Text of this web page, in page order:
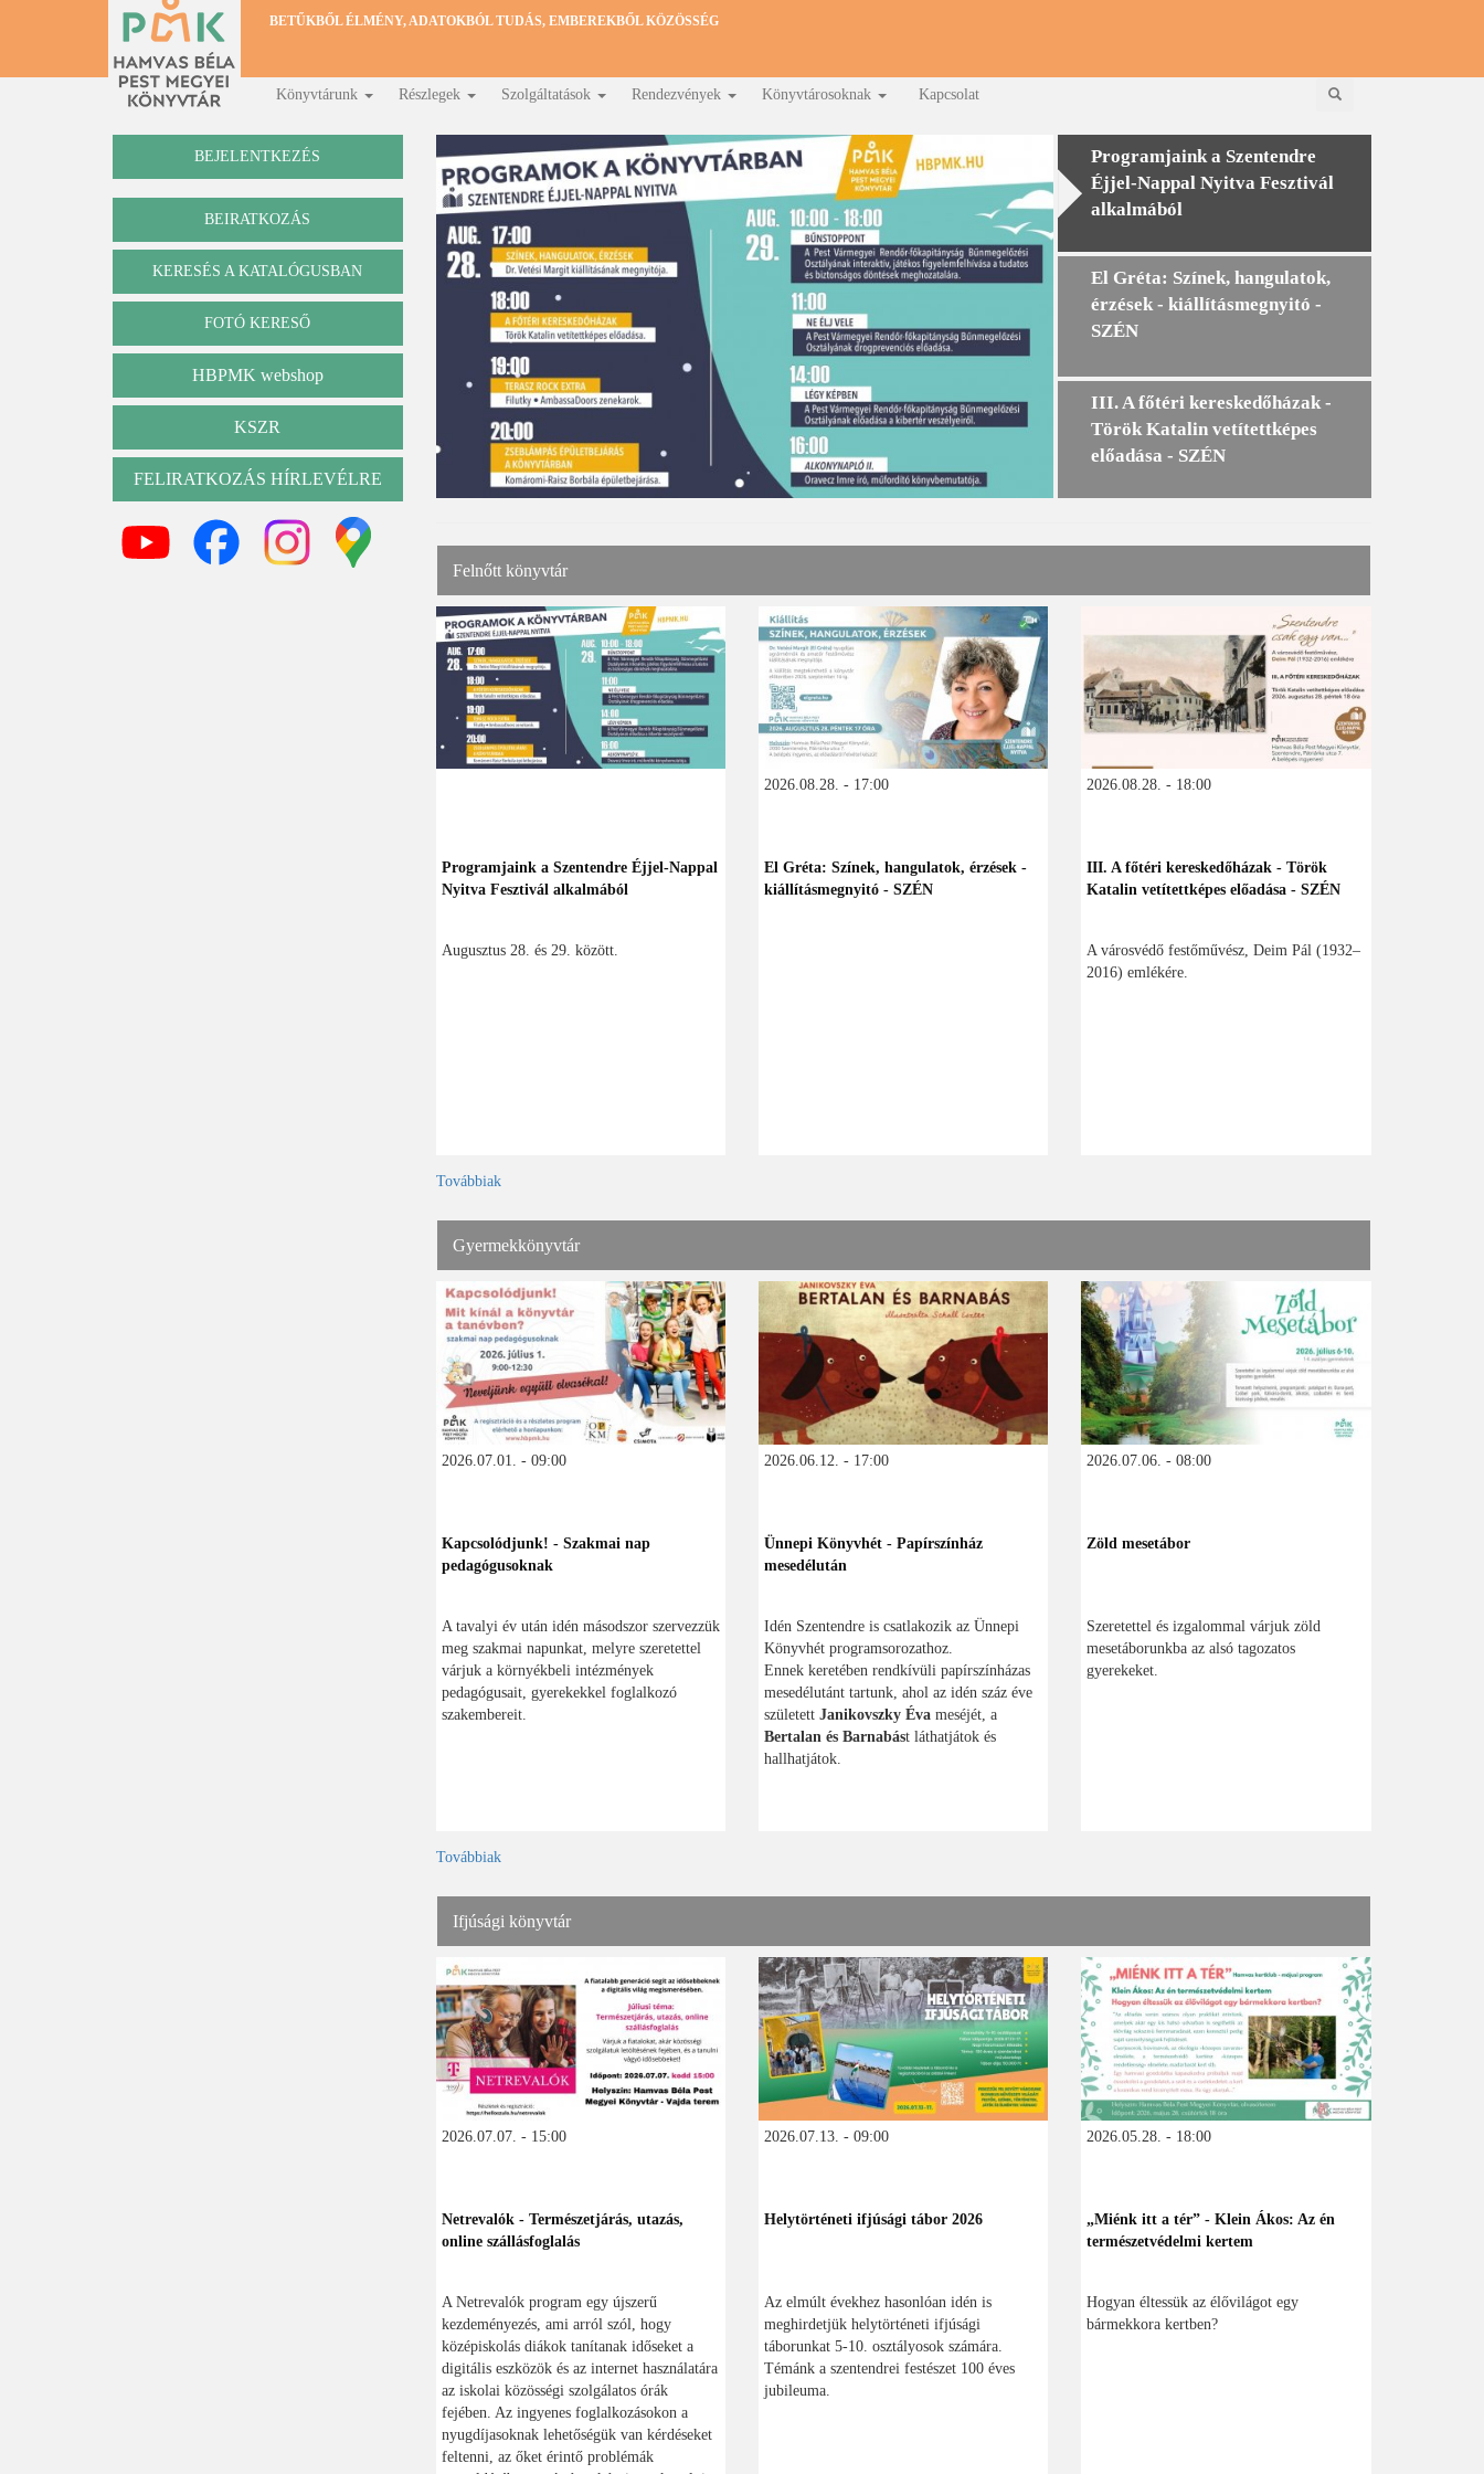
BETŰKBŐL ÉLMÉNY, ADATOKBÓL TUDÁS, EMBEREKBŐL KÖZÖSSÉG
Fő
navigáció
Könyvtárunk Részlegek Szolgáltatások Rendezvények Könyvtárosoknak Kapcsolat Keresés
BEJELENTKEZÉS
BEIRATKOZÁS
Katalógus
KERESÉS A KATALÓGUSBAN
FOTÓ KERESŐ
HBPMK webshop
KSZR
FELIRATKOZÁS HÍRLEVÉLRE
Programjaink a Szentendre
Éjjel-Nappal Nyitva Fesztivál
alkalmából
El Gréta: Színek, hangulatok,
érzések - kiállításmegnyitó -
SZÉN
III. A főtéri kereskedőházak -
Török Katalin vetítettképes
előadása - SZÉN
Felnőtt könyvtár
Programjaink a Szentendre Éjjel-Nappal
Nyitva Fesztivál alkalmából
Augusztus 28. és 29. között.
2026.08.28. - 17:00
El Gréta: Színek, hangulatok, érzések -
kiállításmegnyitó - SZÉN
2026.08.28. - 18:00
III. A főtéri kereskedőházak - Török
Katalin vetítettképes előadása - SZÉN
A városvédő festőművész, Deim Pál (1932–
2016) emlékére.
Továbbiak
Gyermekkönyvtár
2026.07.01. - 09:00
Kapcsolódjunk! - Szakmai nap
pedagógusoknak
A tavalyi év után idén másodszor szervezzük
meg szakmai napunkat, melyre szeretettel
várjuk a környékbeli intézmények
pedagógusait, gyerekekkel foglalkozó
szakembereit.
2026.06.12. - 17:00
Ünnepi Könyvhét - Papírszínház
mesedélután
Idén Szentendre is csatlakozik az Ünnepi
Könyvhét programsorozathoz.
Ennek keretében rendkívüli papírszínházas
mesedélutánt tartunk, ahol az idén száz éve
született Janikovszky Évameséjét, a
Bertalan és Barnabást láthatjátok és
hallhatjátok.
2026.07.06. - 08:00
Zöld mesetábor
Szeretettel és izgalommal várjuk zöld
mesetáborunkba az alsó tagozatos
gyerekeket.
Továbbiak
Ifjúsági könyvtár
2026.07.07. - 15:00
Netrevalók - Természetjárás, utazás,
online szállásfoglalás
A Netrevalók program egy újszerű
kezdeményezés, ami arról szól, hogy
középiskolás diákok tanítanak időseket a
digitális eszközök és az internet használatára
az iskolai közösségi szolgálatos órák
fejében. Az ingyenes foglalkozásokon a
nyugdíjasoknak lehetőségük van kérdéseket
feltenni, az őket érintő problémák
2026.07.13. - 09:00
Helytörténeti ifjúsági tábor 2026
Az elmúlt évekhez hasonlóan idén is
meghirdetjük helytörténeti ifjúsági
táborunkat 5-10. osztályosok számára.
Témánk a szentendrei festészet 100 éves
jubileuma.
2026.05.28. - 18:00
„Miénk itt a tér” - Klein Ákos: Az én
természetvédelmi kertem
Hogyan éltessük az élővilágot egy
bármekkora kertben?